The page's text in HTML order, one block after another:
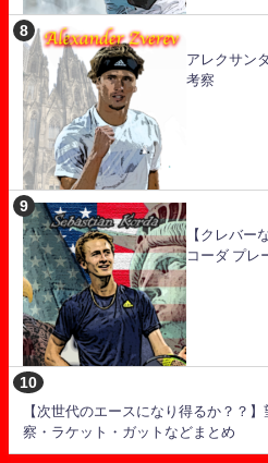
アレクサン
考察
【クレバー
コーダ プレ
【次世代のエースになり得るか？？
察・ラケット・ガットなどまとめ